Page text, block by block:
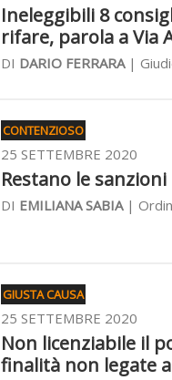
Ineleggibili 8
rifare, parola a Via
DI DARIO FERRARA|
CONTENZIOSO
25 SETTEMBRE 2020
Restano le
DI EMILIANA SABIA|
GIUSTA CAUSA
25 SETTEMBRE 2020
Non licenziabile il
finalità non legate